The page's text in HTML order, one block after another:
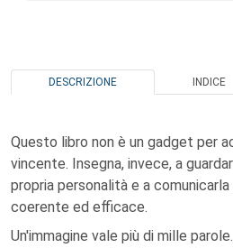
DESCRIZIONE INDICE
Questo libro non è un gadget per
vincente. Insegna, invece, a
propria personalità e a
coerente ed efficace.
Un'immagine vale più di mille